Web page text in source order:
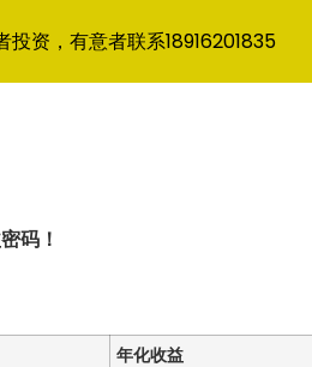
码！
年化收益
投资，有意者联系18916201835